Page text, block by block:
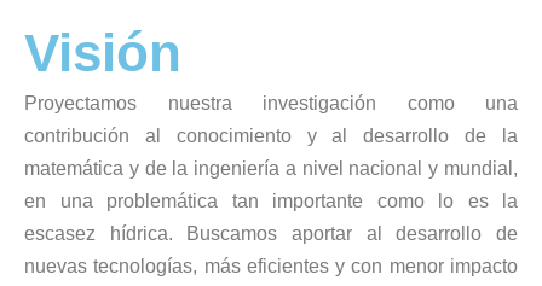
Visión
Proyectamos nuestra investigación como una
contribución al conocimiento y al desarrollo de la
matemática y de la ingeniería a nivel nacional y mundial,
en una problemática tan importante como lo es la
escasez hídrica. Buscamos aportar al desarrollo de
nuevas tecnologías, más eficientes y con menor impacto